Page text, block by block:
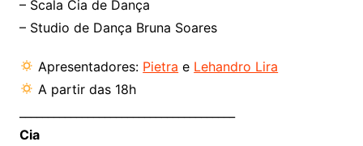
– Scala Cia de Dança
– Studio de Dança Bruna Soares
Apresentadores: Pietra e Lehandro Lira
A partir das 18h
Cia